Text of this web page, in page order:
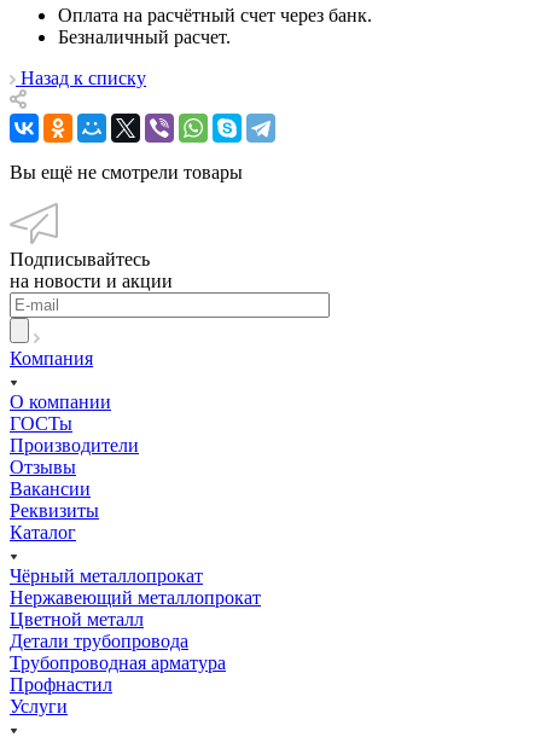
Оплата на расчётный счет через банк.
Безналичный расчет.
Назад к списку
Вы ещё не смотрели товары
Подписывайтесь
на новости и акции
Компания
О компании
ГОСТы
Производители
Отзывы
Вакансии
Реквизиты
Каталог
Чёрный металлопрокат
Нержавеющий металлопрокат
Цветной металл
Детали трубопровода
Трубопроводная арматура
Профнастил
Услуги